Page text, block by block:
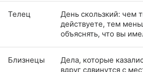
Телец
День скользкий: чем
действуете, тем
объяснять, что вы
Близнецы
Дела, которые
вдруг сдвинутся с